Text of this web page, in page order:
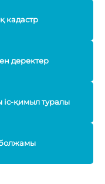
кадастр
деректер
қимыл туралы